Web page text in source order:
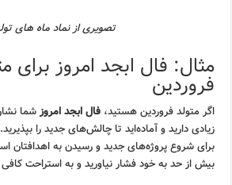
تصویری از نماد ماه های
مثال: فال ابجد امروز برای
فروردین
اگر متولد فروردین هستید،فال ابجد امروزشما
زیادی دارید و آماده‌اید تا چالش‌های جدید را
برای شروع پروژه‌های جدید و رسیدن به اهدافتان
بیش از حد به خود فشار نیاورید و به استراحت